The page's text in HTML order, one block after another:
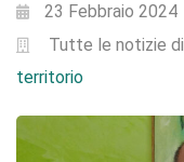
23 Febbraio 2024
Tutte le notizie di
territorio